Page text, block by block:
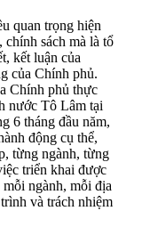
quan trọng hiện
chính sách mà là tổ
kết luận của
của Chính phủ.
Chính phủ thực
nước Tô Lâm tại
6 tháng đầu năm,
động cụ thể,
từng ngành, từng
triển khai được
ngành, mỗi địa
và trách nhiệm